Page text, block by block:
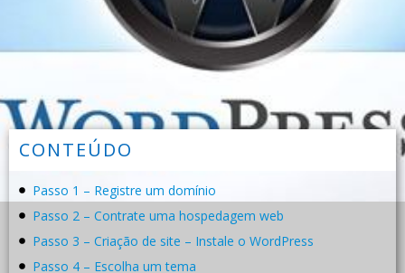
CONTEÚDO
Passo 1 – Registre um domínio
Passo 2 – Contrate uma hospedagem web
Passo 3 – Criação de site – Instale o WordPress
Passo 4 – Escolha um tema